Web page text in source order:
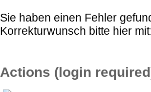
Sie haben einen Fehler
Korrekturwunsch bitte hier
Actions (login